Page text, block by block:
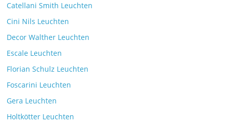
Catellani Smith Leuchten
Cini Nils Leuchten
Decor Walther Leuchten
Escale Leuchten
Florian Schulz Leuchten
Foscarini Leuchten
Gera Leuchten
Holtkötter Leuchten